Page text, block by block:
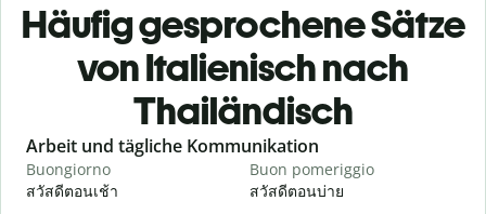
Häufig gesprochene Sätze
von Italienisch nach
Thailändisch
Slide 1 of 6
Arbeit und tägliche Kommunikation
Buongiorno
สวัสดีตอนเช้า
Buon pomeriggio
สวัสดีตอนบ่าย